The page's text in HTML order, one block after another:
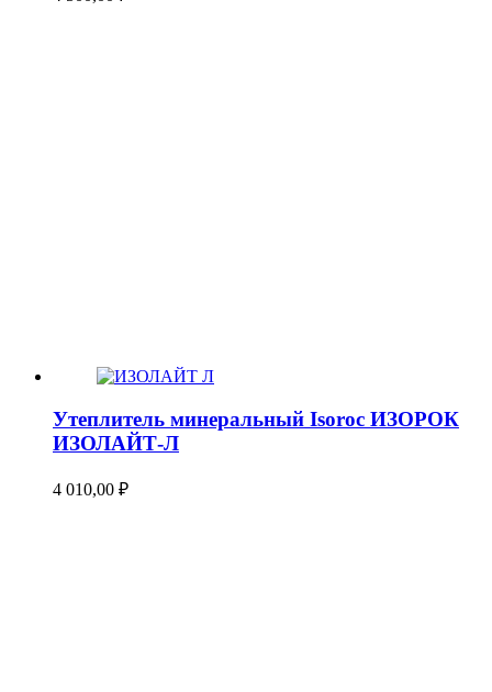
Утеплитель минеральный Isoroc ИЗОРОК
ИЗОЛАЙТ-Л
4 010,00 ₽